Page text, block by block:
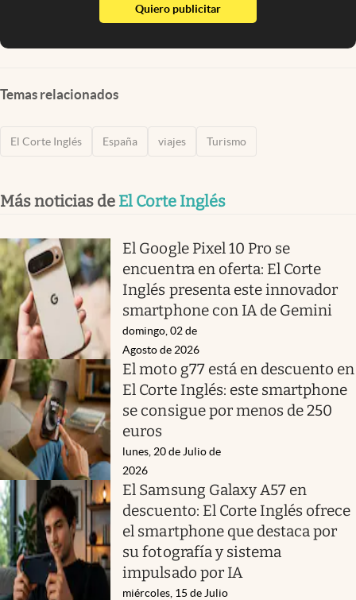
Quiero publicitarabre en nueva pestaña
Temas relacionados
El Corte Inglés España viajes Turismo
Más noticias de El Corte Inglés
El Google Pixel 10 Pro se
encuentra en oferta: El Corte
Inglés presenta este innovador
smartphone con IA de Gemini
domingo, 02 de
Agosto de 2026
El moto g77 está en descuento en
El Corte Inglés: este smartphone
se consigue por menos de 250
euros
lunes, 20 de Julio de
2026
El Samsung Galaxy A57 en
descuento: El Corte Inglés ofrece
el smartphone que destaca por
su fotografía y sistema
impulsado por IA
miércoles, 15 de Julio